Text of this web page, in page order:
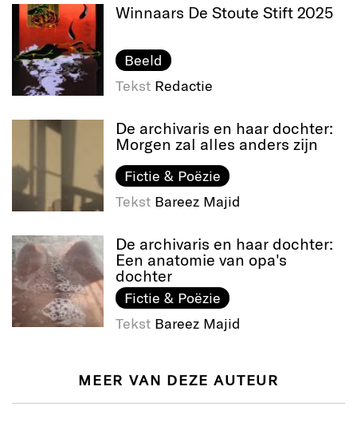
Winnaars De Stoute Stift 2025
Beeld
Tekst Redactie
De archivaris en haar dochter:
Morgen zal alles anders zijn
Fictie & Poëzie
Tekst Bareez Majid
De archivaris en haar dochter:
Een anatomie van opa's
dochter
Fictie & Poëzie
Tekst Bareez Majid
MEER VAN DEZE AUTEUR